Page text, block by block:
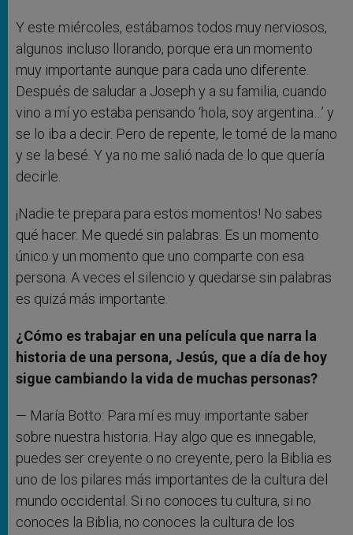
Y este miércoles, estábamos todos muy nerviosos,
algunos incluso llorando, porque era un momento
muy importante aunque para cada uno diferente.
Después de saludar a Joseph y a su familia, cuando
vino a mí yo estaba pensando ‘hola, soy argentina…’ y
se lo iba a decir. Pero de repente, le tomé de la mano
y se la besé. Y ya no me salió nada de lo que quería
decirle.
¡Nadie te prepara para estos momentos! No sabes
qué hacer. Me quedé sin palabras. Es un momento
único y un momento que uno comparte con esa
persona. A veces el silencio y quedarse sin palabras
es quizá más importante.
¿Cómo es trabajar en una película que narra la
historia de una persona, Jesús, que a día de hoy
sigue cambiando la vida de muchas personas?
— María Botto: Para mí es muy importante saber
sobre nuestra historia. Hay algo que es innegable,
puedes ser creyente o no creyente, pero la Biblia es
uno de los pilares más importantes de la cultura del
mundo occidental. Si no conoces tu cultura, si no
conoces la Biblia, no conoces la cultura de los